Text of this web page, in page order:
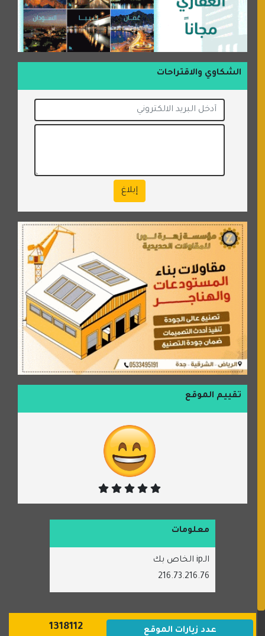
الشكاوي والاقتراحات
إبلاغ
تقييم الموقع
معلومات
الـip الخاص بك
216.73.216.76
عدد زيارات الموقع 1318112